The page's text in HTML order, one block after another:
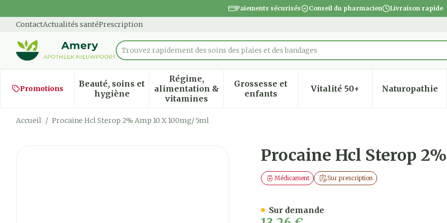
Paiements sécurisés Conseil du pharmacien Livraison rapide
ContactActualités santéPrescription
Rechercher
Trouvez rapidement des soins des plaies et des bandages
Promotions
Beauté, soins et
hygièneAfficher le sous-menu pour la catégorie Beauté, soins et hygiène
Régime,
alimentation &
vitamines
Afficher le sous-menu pour la catégorie Régime,
Grossesse et
enfantsAfficher le sous-menu pour la catégorie
Vitalité 50+Afficher le sous-menu
Naturopathie
Afficher
Accueil / Procaine Hcl Sterop 2% Amp 10 X 100mg/ 5ml
Procaine Hcl Sterop 2% Amp 10 X 100mg/ 5ml
Procaine Hcl Sterop
Sur prescription
Médicament
Sur demande